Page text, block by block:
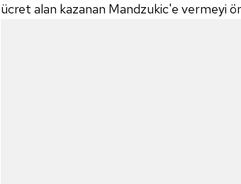
ücret alan kazanan Mandzukic'e vermeyi